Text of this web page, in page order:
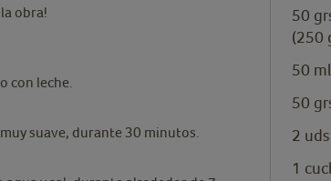
obra!
con leche.
suave, durante 30 minutos.
50
(250
50 ml
50
2 uds
1